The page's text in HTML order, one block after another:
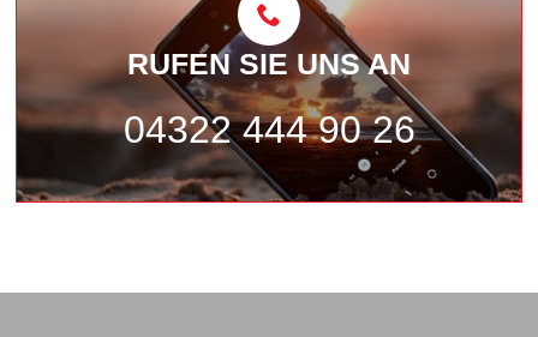
RUFEN SIE UNS AN
04322 444 90 26